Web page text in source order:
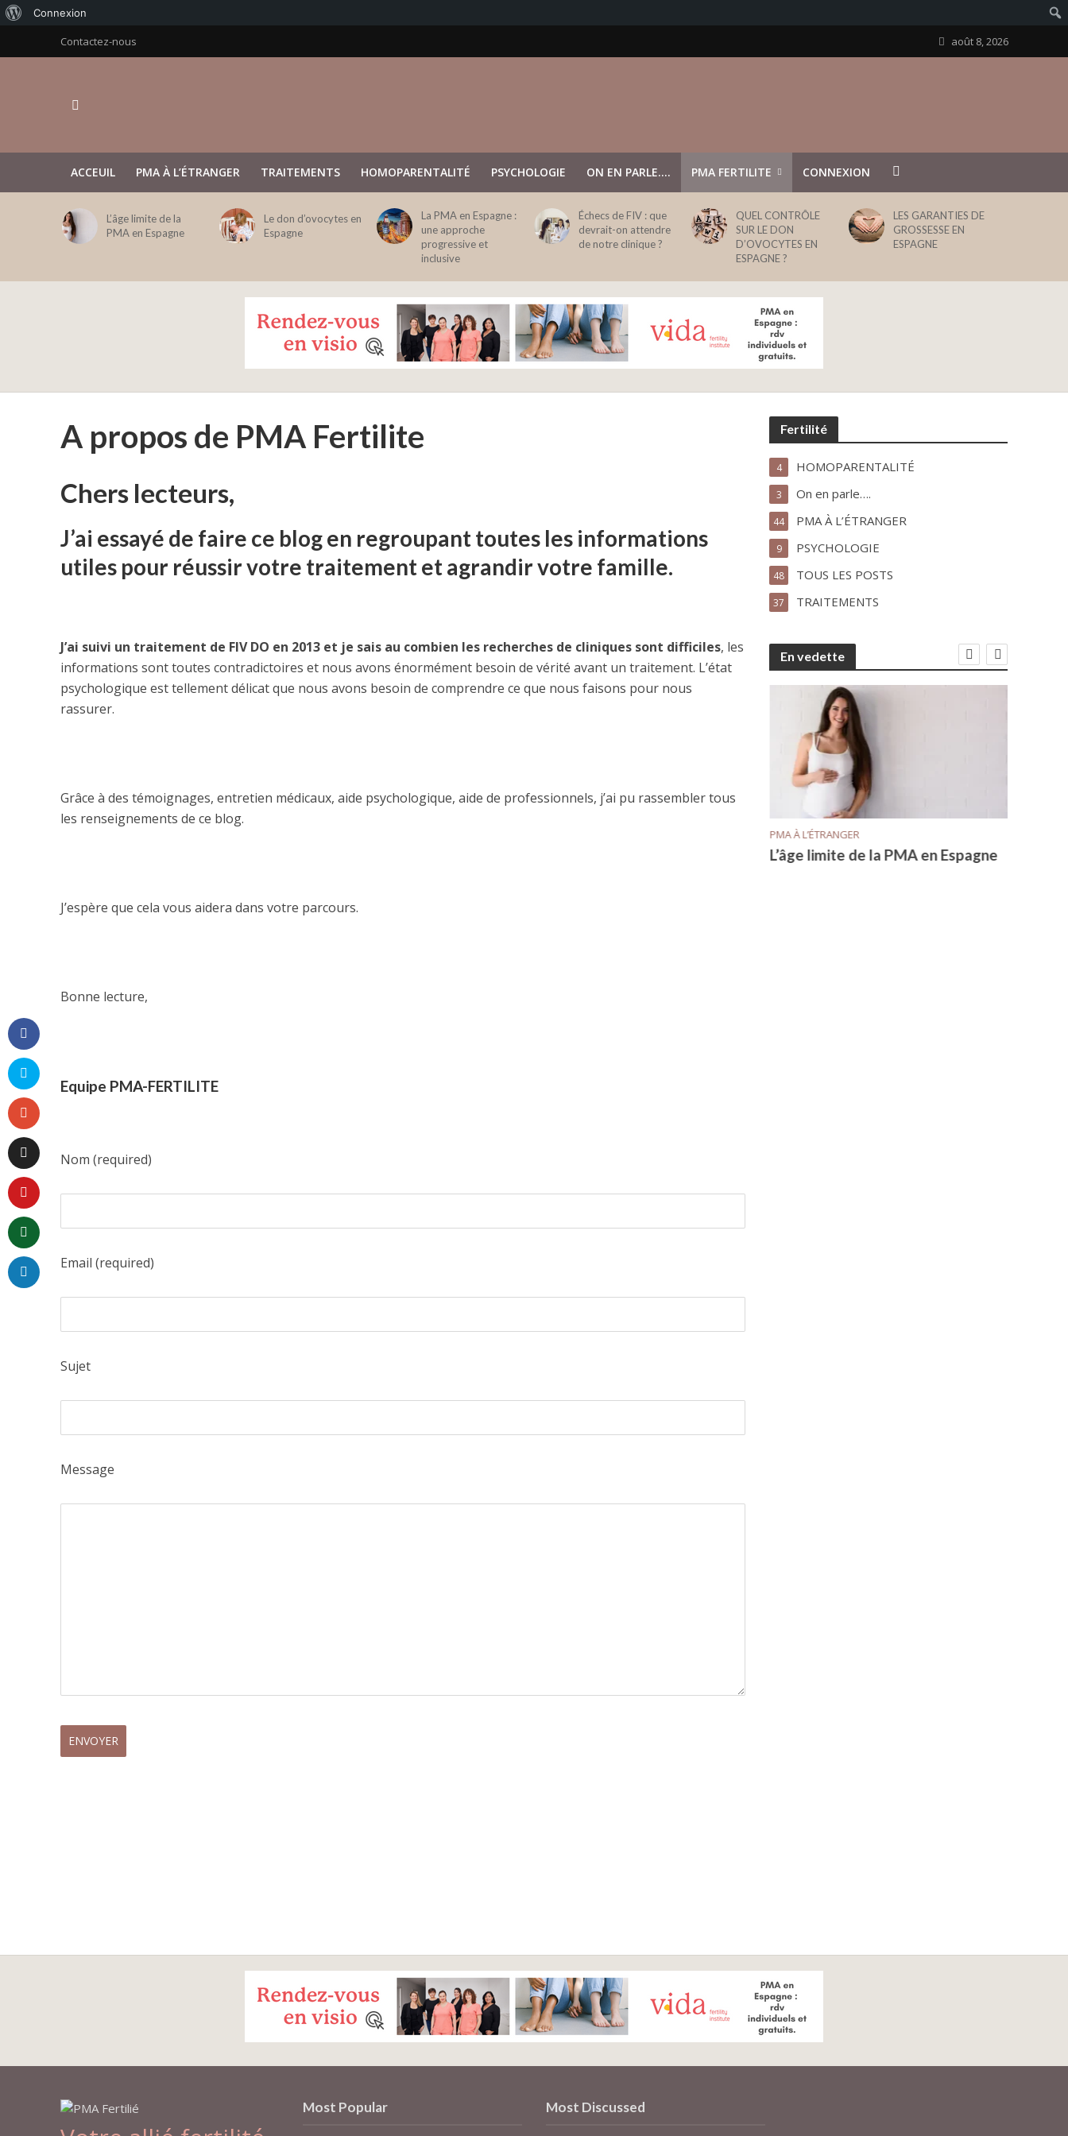
Contactez-nous août 8, 2026
ACCEUIL PMA À L’ÉTRANGER TRAITEMENTS HOMOPARENTALITÉ PSYCHOLOGIE ON EN PARLE…. PMA FERTILITE CONNEXION
L’âge limite de la
PMA en Espagne
Le don d’ovocytes en
Espagne
La PMA en Espagne :
une approche
progressive et
inclusive
Échecs de FIV : que
devrait-on attendre
de notre clinique ?
QUEL CONTRÔLE
SUR LE DON
D’OVOCYTES EN
ESPAGNE ?
LES GARANTIES DE
GROSSESSE EN
ESPAGNE
A propos de PMA Fertilite
Chers lecteurs,
J’ai essayé de faire ce blog en regroupant toutes les informations
utiles pour réussir votre traitement et agrandir votre famille.
J’ai suivi un traitement de FIV DO en 2013 et je sais au combien les recherches de cliniques sont difficiles, les
informations sont toutes contradictoires et nous avons énormément besoin de vérité avant un traitement. L’état
psychologique est tellement délicat que nous avons besoin de comprendre ce que nous faisons pour nous
rassurer.
Grâce à des témoignages, entretien médicaux, aide psychologique, aide de professionnels, j’ai pu rassembler tous
les renseignements de ce blog.
J’espère que cela vous aidera dans votre parcours.
Bonne lecture,
Equipe PMA-FERTILITE
Nom (required)
Email (required)
Sujet
Message
Fertilité
HOMOPARENTALITÉ
4
On en parle….
3
PMA À L’ÉTRANGER
44
PSYCHOLOGIE
9
TOUS LES POSTS
48
TRAITEMENTS
37
En vedette
PMA À L’ÉTRANGER TOUS LES POSTS
PMA À L’ÉTRANGER
L’âge limite de la PMA en Espagne
Most Popular Most Discussed
Connexion